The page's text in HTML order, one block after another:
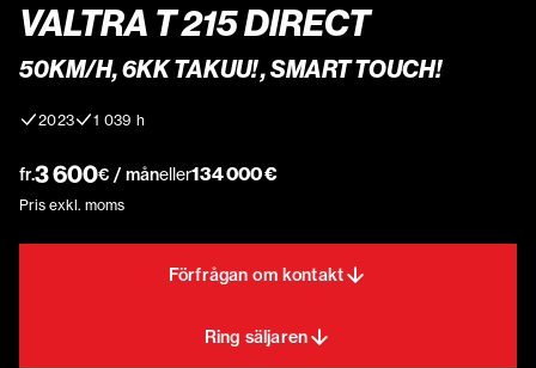
VALTRA T 215 DIRECT
50KM/H, 6KK TAKUU! , SMART TOUCH!
2023 1 039 h
fr.3 600€ / måneller134 000 €
Pris exkl. moms
Förfrågan om kontakt
Ring säljaren